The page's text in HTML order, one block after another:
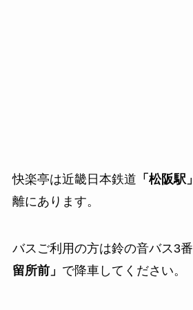
快楽亭は近畿日本鉄道 「松阪駅」
離にあります。
バスご利用の方は鈴の音バス3番
留所前」 で降車してください。